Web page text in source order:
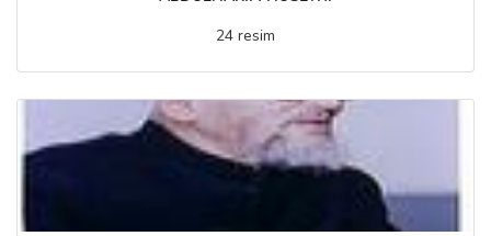
24 resim